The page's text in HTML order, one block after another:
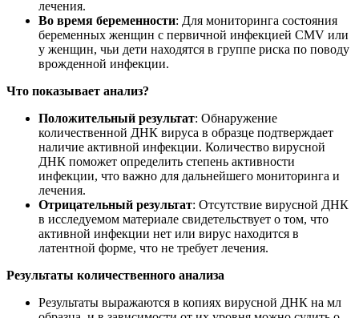
лечения.
Во время беременности: Для мониторинга состояния
беременных женщин с первичной инфекцией CMV или
у женщин, чьи дети находятся в группе риска по поводу
врожденной инфекции.
Что показывает анализ?
Положительный результат: Обнаружение
количественной ДНК вируса в образце подтверждает
наличие активной инфекции. Количество вирусной
ДНК поможет определить степень активности
инфекции, что важно для дальнейшего мониторинга и
лечения.
Отрицательный результат: Отсутствие вирусной ДНК
в исследуемом материале свидетельствует о том, что
активной инфекции нет или вирус находится в
латентной форме, что не требует лечения.
Результаты количественного анализа
Результаты выражаются в копиях вирусной ДНК на мл